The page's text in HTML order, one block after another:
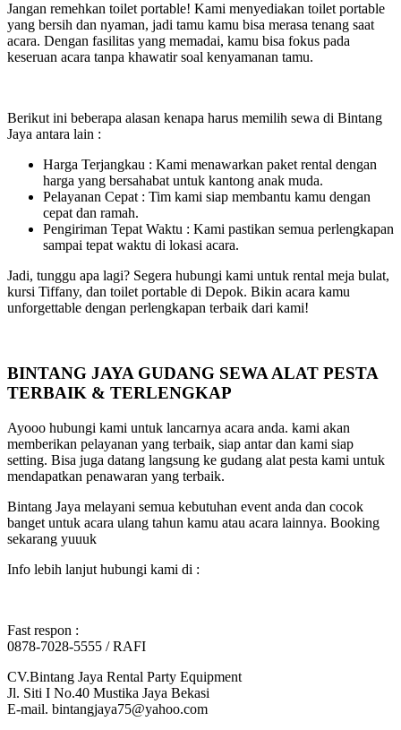
Jangan remehkan toilet portable! Kami menyediakan toilet portable
yang bersih dan nyaman, jadi tamu kamu bisa merasa tenang saat
acara. Dengan fasilitas yang memadai, kamu bisa fokus pada
keseruan acara tanpa khawatir soal kenyamanan tamu.
Berikut ini beberapa alasan kenapa harus memilih sewa di Bintang
Jaya antara lain :
Harga Terjangkau : Kami menawarkan paket rental dengan
harga yang bersahabat untuk kantong anak muda.
Pelayanan Cepat : Tim kami siap membantu kamu dengan
cepat dan ramah.
Pengiriman Tepat Waktu : Kami pastikan semua perlengkapan
sampai tepat waktu di lokasi acara.
Jadi, tunggu apa lagi? Segera hubungi kami untuk rental meja bulat,
kursi Tiffany, dan toilet portable di Depok. Bikin acara kamu
unforgettable dengan perlengkapan terbaik dari kami!
BINTANG JAYA GUDANG SEWA ALAT PESTA
TERBAIK & TERLENGKAP
Ayooo hubungi kami untuk lancarnya acara anda. kami akan
memberikan pelayanan yang terbaik, siap antar dan kami siap
setting. Bisa juga datang langsung ke gudang alat pesta kami untuk
mendapatkan penawaran yang terbaik.
Bintang Jaya melayani semua kebutuhan event anda dan cocok
banget untuk acara ulang tahun kamu atau acara lainnya. Booking
sekarang yuuuk
Info lebih lanjut hubungi kami di :
Fast respon :
0878-7028-5555 / RAFI
CV.Bintang Jaya Rental Party Equipment
Jl. Siti I No.40 Mustika Jaya Bekasi
E-mail. bintangjaya75@yahoo.com